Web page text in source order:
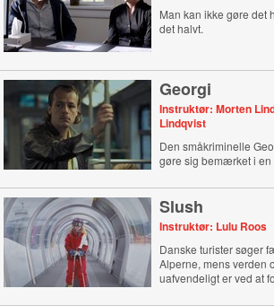
Man kan ikke gøre det
det halvt.
Georgi
Instruktør: Morten
Lindqvist
Den småkriminelle
gøre sig bemærket i en
Slush
Instruktør: Lulu Roos
Danske turister søger
Alperne, mens verden
uafvendeligt er ved at